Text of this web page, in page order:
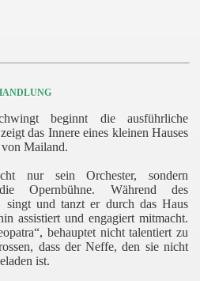
beginnt die ausführliche
das Innere eines kleinen Hauses
Mailand.
nur sein Orchester, sondern
Opernbühne. Während des
singt und tanzt er durch das Haus
assistiert und engagiert mitmacht.
behauptet nicht talentiert zu
dass der Neffe, den sie nicht
ist.